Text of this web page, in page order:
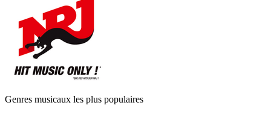
Genres musicaux les plus populaires